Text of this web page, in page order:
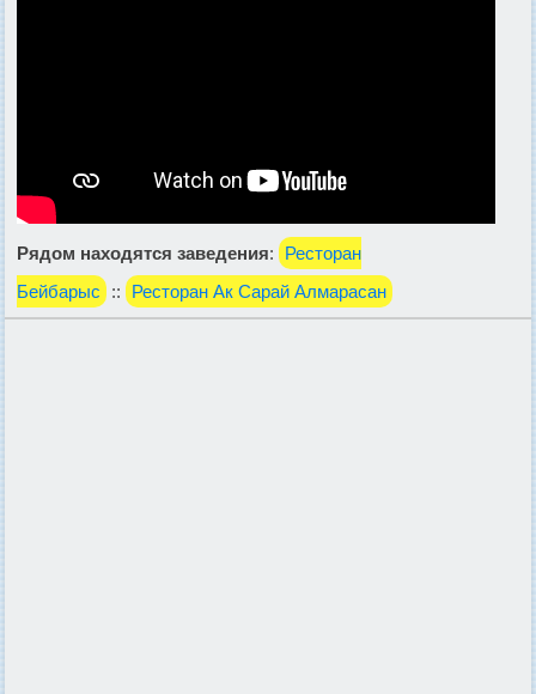
Рядом находятся заведения:
Ресторан
Бейбарыс
:: Ресторан Ак Сарай Алмарасан